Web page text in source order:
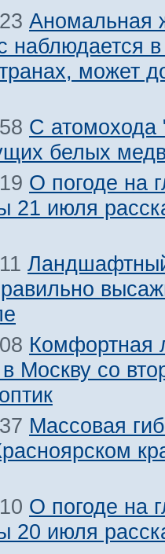
Аномальная
наблюдается
может
С атомохода
белых
О погоде на
21 июля
Комфортная
Москву со
Массовая
О погоде на
20 июля